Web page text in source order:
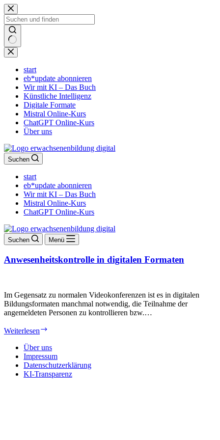
Zum
Inhalt
springen
Keine
Ergebnisse
start
eb*update abonnieren
Wir mit KI – Das Buch
Künstliche Intelligenz
Digitale Formate
Mistral Online-Kurs
ChatGPT Online-Kurs
Über uns
Suchen
start
eb*update abonnieren
Wir mit KI – Das Buch
Mistral Online-Kurs
ChatGPT Online-Kurs
Suchen Menü
Anwesenheitskontrolle in digitalen Formaten
Im Gegensatz zu normalen Videokonferenzen ist es in digitalen
Bildungsformaten manchmal notwendig, die Teilnahme der
angemeldeten Personen zu kontrollieren bzw.…
Weiterlesen
digitalen
Formaten
Über uns
Impressum
Datenschutzerklärung
KI-Transparenz